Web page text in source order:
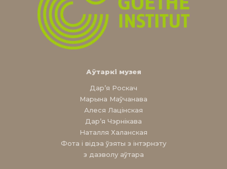
Аўтаркі музея
Дар’я Роскач
Марына Маўчанава
Алеся Лацінская
Дар’я Чэрнікава
Наталля Халанская
Фота і відэа ўзяты з інтэрнэту
з дазволу аўтара